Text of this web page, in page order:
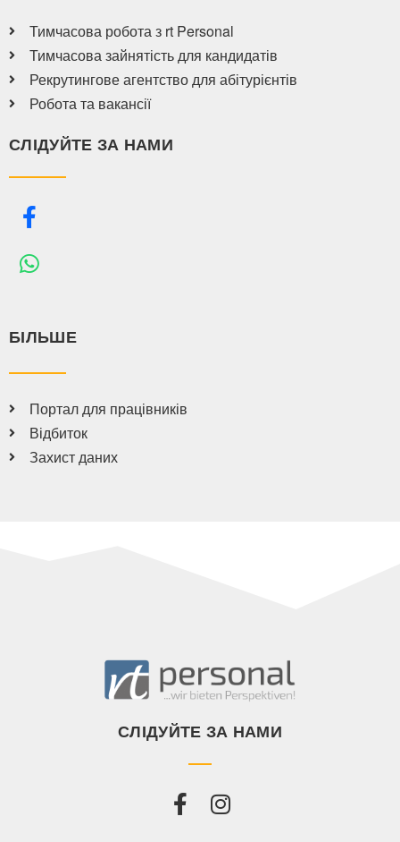
Тимчасова робота з rt Personal
Тимчасова зайнятість для кандидатів
Рекрутингове агентство для абітурієнтів
Робота та вакансії
СЛІДУЙТЕ ЗА НАМИ
БІЛЬШЕ
Портал для працівників
Відбиток
Захист даних
СЛІДУЙТЕ ЗА НАМИ